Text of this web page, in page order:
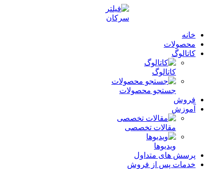
خانه
محصولات
کاتالوگ
کاتالوگ
جستجو محصولات
فروش
آموزش
مقالات تخصصی
ویدیوها
پرسش های متداول
خدمات پس از فروش